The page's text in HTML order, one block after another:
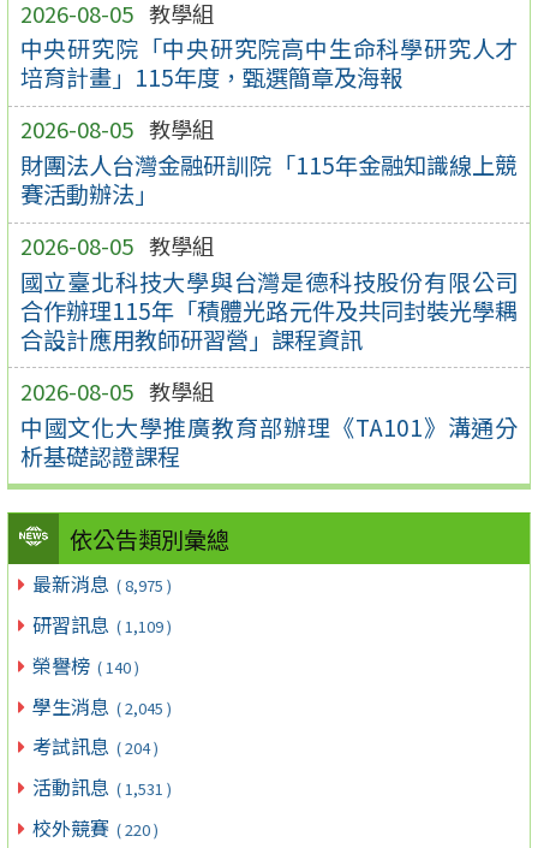
2026-08-05 教學組
中央研究院「中央研究院高中生命科學研究人才
培育計畫」115年度，甄選簡章及海報
2026-08-05 教學組
財團法人台灣金融研訓院「115年金融知識線上競
賽活動辦法」
2026-08-05 教學組
國立臺北科技大學與台灣是德科技股份有限公司
合作辦理115年「積體光路元件及共同封裝光學耦
合設計應用教師研習營」課程資訊
2026-08-05 教學組
中國文化大學推廣教育部辦理《TA101》溝通分
析基礎認證課程
依公告類別彙總
最新消息 ( 8,975 )
研習訊息 ( 1,109 )
榮譽榜 ( 140 )
學生消息 ( 2,045 )
考試訊息 ( 204 )
活動訊息 ( 1,531 )
校外競賽 ( 220 )